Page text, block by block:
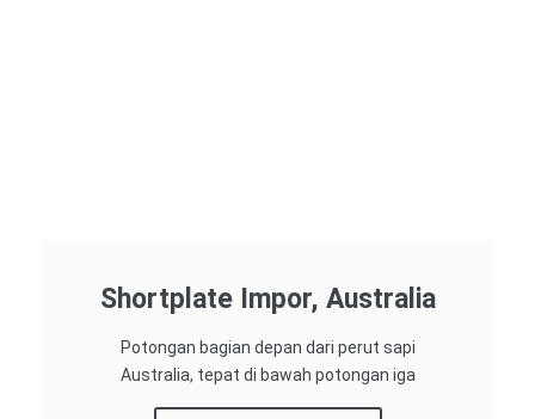
Shortplate Impor, Australia
Potongan bagian depan dari perut sapi
Australia, tepat di bawah potongan iga